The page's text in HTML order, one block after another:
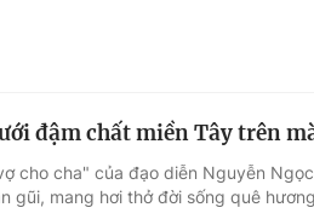
đậm chất miền Tây trên
cho cha" của đạo diễn Nguyễn
gũi, mang hơi thở đời sống quê